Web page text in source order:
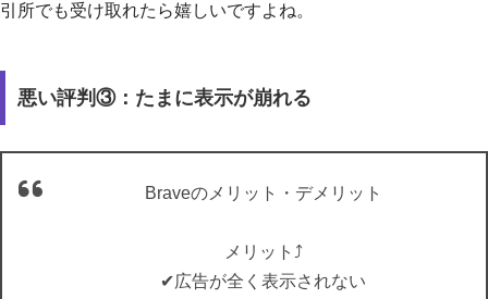
引所でも受け取れたら嬉しいですよね。
悪い評判③：たまに表示が崩れる
Braveのメリット・デメリット
メリット⤴️
✔︎広告が全く表示されない